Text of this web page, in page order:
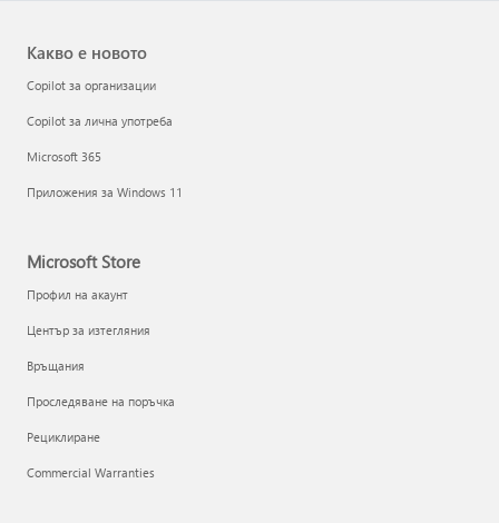
Какво е новото
Copilot за организации
Copilot за лична употреба
Microsoft 365
Приложения за Windows 11
Microsoft Store
Профил на акаунт
Център за изтегляния
Връщания
Проследяване на поръчка
Рециклиране
Commercial Warranties